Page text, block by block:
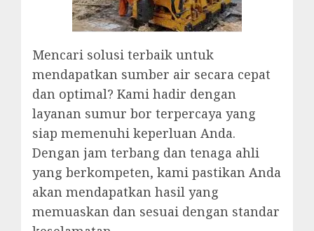
Mencari solusi terbaik untuk
mendapatkan sumber air secara cepat
dan optimal? Kami hadir dengan
layanan sumur bor terpercaya yang
siap memenuhi keperluan Anda.
Dengan jam terbang dan tenaga ahli
yang berkompeten, kami pastikan Anda
akan mendapatkan hasil yang
memuaskan dan sesuai dengan standar